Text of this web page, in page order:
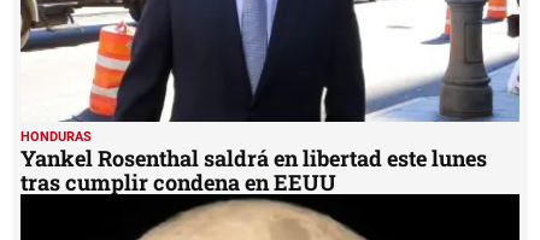
HONDURAS
Yankel Rosenthal saldrá en libertad este lunes
tras cumplir condena en EEUU